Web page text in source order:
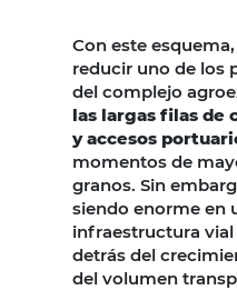
Con este
reducir uno de los
del complejo
las largas filas de
y accesos
momentos de
granos. Sin
siendo enorme en
infraestructura
detrás del
del volumen